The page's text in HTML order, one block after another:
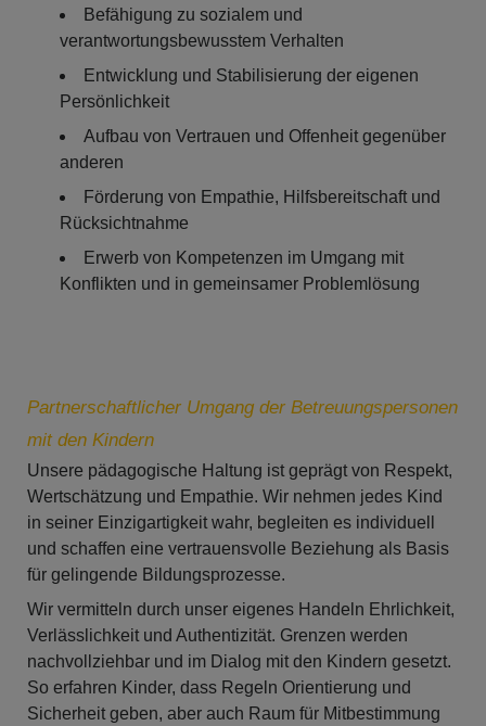
Befähigung zu sozialem und
verantwortungsbewusstem Verhalten
Entwicklung und Stabilisierung der eigenen
Persönlichkeit
Aufbau von Vertrauen und Offenheit gegenüber
anderen
Förderung von Empathie, Hilfsbereitschaft und
Rücksichtnahme
Erwerb von Kompetenzen im Umgang mit
Konflikten und in gemeinsamer Problemlösung
Partnerschaftlicher Umgang der Betreuungspersonen
mit den Kindern
Unsere pädagogische Haltung ist geprägt von Respekt,
Wertschätzung und Empathie. Wir nehmen jedes Kind
in seiner Einzigartigkeit wahr, begleiten es individuell
und schaffen eine vertrauensvolle Beziehung als Basis
für gelingende Bildungsprozesse.
Wir vermitteln durch unser eigenes Handeln Ehrlichkeit,
Verlässlichkeit und Authentizität. Grenzen werden
nachvollziehbar und im Dialog mit den Kindern gesetzt.
So erfahren Kinder, dass Regeln Orientierung und
Sicherheit geben, aber auch Raum für Mitbestimmung